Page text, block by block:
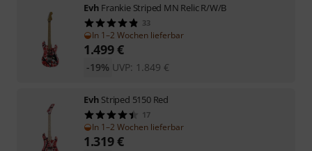
Evh Frankie Striped MN Relic R/W/B
33
In 1–2 Wochen lieferbar
1.499€
UVP: 1.849 €
-19%
Evh Striped 5150 Red
17
In 1–2 Wochen lieferbar
1.319€